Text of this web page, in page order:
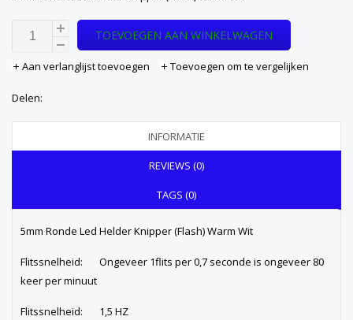
TOEVOEGEN AAN WINKELWAGEN
Aan verlanglijst toevoegen Toevoegen om te vergelijken
Delen:
INFORMATIE
REVIEWS (0)
TAGS (0)
5mm Ronde Led Helder Knipper (Flash) Warm Wit
Flitssnelheid: Ongeveer 1flits per 0,7 seconde is ongeveer 80
keer per minuut
Flitssnelheid: 1,5 HZ